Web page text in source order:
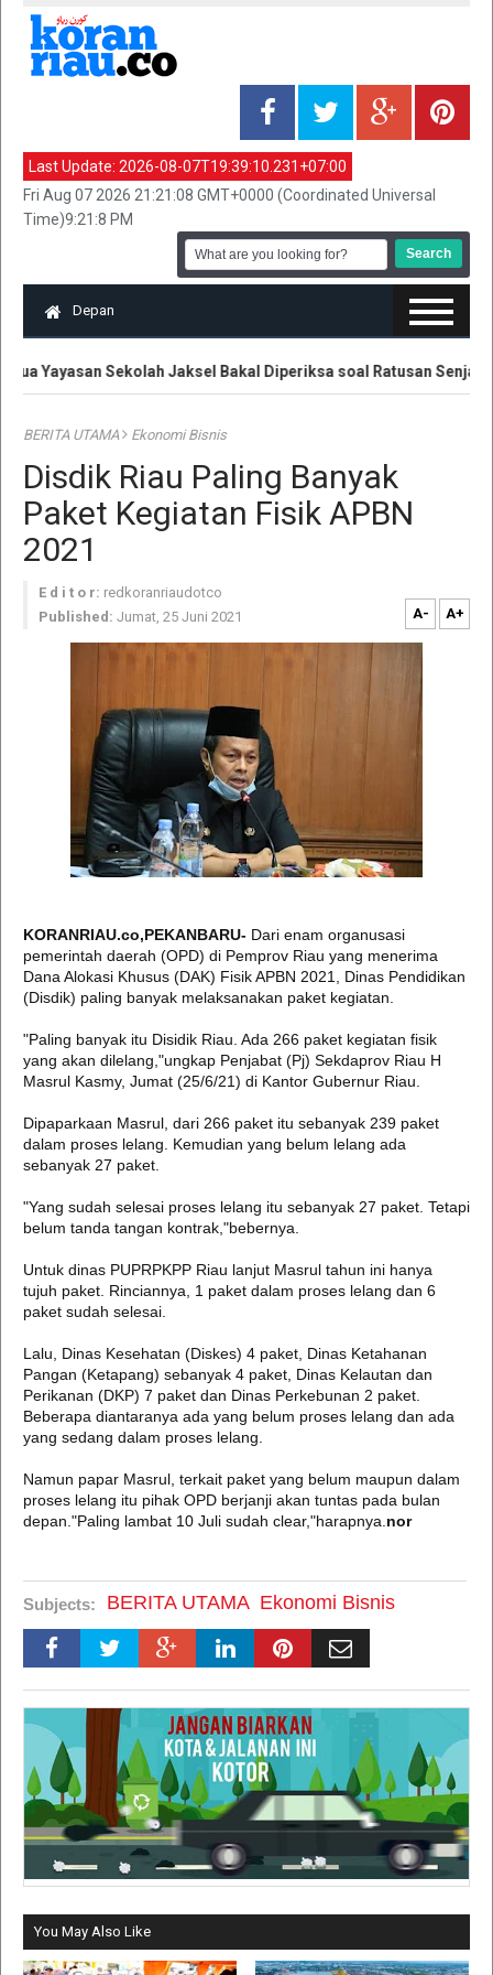
Last Update: 2026-08-07T19:39:10.231+07:00
Fri Aug 07 2026 21:21:08 GMT+0000 (Coordinated Universal
Time)9:21:8 PM
Depan
Yayasan Sekolah Jaksel Bakal Diperiksa soal Ratusan Senjata
BERITA UTAMA Ekonomi Bisnis
Disdik Riau Paling Banyak
Paket Kegiatan Fisik APBN
2021
E d i t o r: redkoranriaudotco
Published: Jumat, 25 Juni 2021 A- A+
KORANRIAU.co,PEKANBARU- Dari enam organusasi
pemerintah daerah (OPD) di Pemprov Riau yang menerima
Dana Alokasi Khusus (DAK) Fisik APBN 2021, Dinas Pendidikan
(Disdik) paling banyak melaksanakan paket kegiatan.
"Paling banyak itu Disidik Riau. Ada 266 paket kegiatan fisik
yang akan dilelang,"ungkap Penjabat (Pj) Sekdaprov Riau H
Masrul Kasmy, Jumat (25/6/21) di Kantor Gubernur Riau.
Dipaparkaan Masrul, dari 266 paket itu sebanyak 239 paket
dalam proses lelang. Kemudian yang belum lelang ada
sebanyak 27 paket.
"Yang sudah selesai proses lelang itu sebanyak 27 paket. Tetapi
belum tanda tangan kontrak,"bebernya.
Untuk dinas PUPRPKPP Riau lanjut Masrul tahun ini hanya
tujuh paket. Rinciannya, 1 paket dalam proses lelang dan 6
paket sudah selesai.
Lalu, Dinas Kesehatan (Diskes) 4 paket, Dinas Ketahanan
Pangan (Ketapang) sebanyak 4 paket, Dinas Kelautan dan
Perikanan (DKP) 7 paket dan Dinas Perkebunan 2 paket.
Beberapa diantaranya ada yang belum proses lelang dan ada
yang sedang dalam proses lelang.
Namun papar Masrul, terkait paket yang belum maupun dalam
proses lelang itu pihak OPD berjanji akan tuntas pada bulan
depan."Paling lambat 10 Juli sudah clear,"harapnya. nor
Subjects: BERITA UTAMA Ekonomi Bisnis
You May Also Like